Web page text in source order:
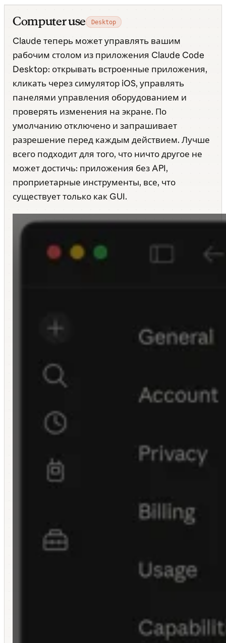
Computer use Desktop
Claude теперь может управлять вашим
рабочим столом из приложения Claude Code
Desktop: открывать встроенные приложения,
кликать через симулятор iOS, управлять
панелями управления оборудованием и
проверять изменения на экране. По
умолчанию отключено и запрашивает
разрешение перед каждым действием. Лучше
всего подходит для того, что ничто другое не
может достичь: приложения без API,
проприетарные инструменты, все, что
существует только как GUI.